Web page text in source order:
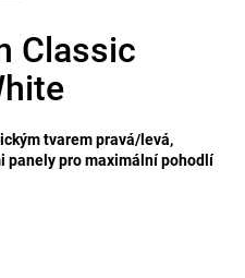
Classic
tvarem pravá/levá,
panely pro maximální pohodlí